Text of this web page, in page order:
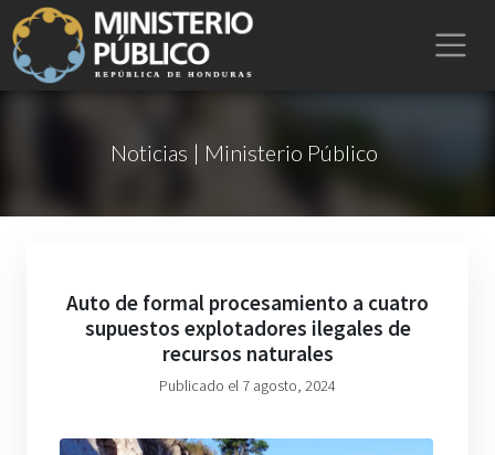
Noticias | Ministerio Público
Auto de formal procesamiento a cuatro
supuestos explotadores ilegales de
recursos naturales
Publicado el 7 agosto, 2024